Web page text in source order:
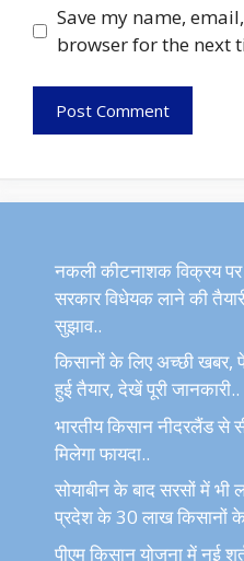
Save my name,
browser for the next
नकली कीटनाशक विक्रय पर
सरकार विधेयक लाने की
सुझाव..
किसानों के लिए अच्छी खबर,
हुई तैयार, देखें पूरी जानकारी..
भारतीय किसान नीदरलैंड
मिलेगा फायदा..
सोयाबीन के बाद सरसों में भी
प्रदेश के 30 लाख किसानों
पीएम किसान योजना में नई